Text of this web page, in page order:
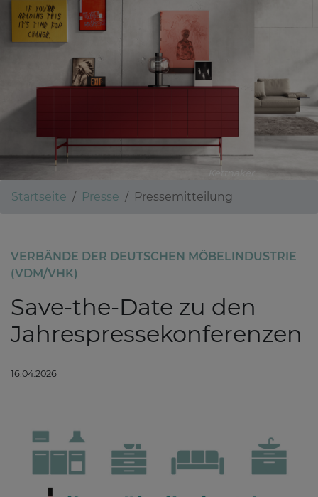
Kettnaker
Startseite Presse Pressemitteilung
VERBÄNDE DER DEUTSCHEN MÖBELINDUSTRIE
(VDM/VHK)
Save-the-Date zu den
Jahrespressekonferenzen
16.04.2026